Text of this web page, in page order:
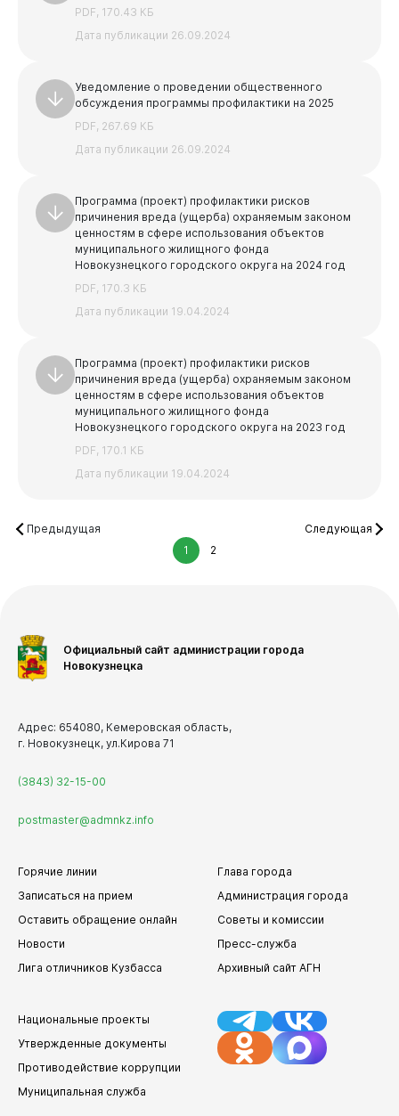
PDF, 170.43 КБ
Дата публикации 26.09.2024
Уведомление о проведении общественного
обсуждения программы профилактики на 2025
PDF, 267.69 КБ
Дата публикации 26.09.2024
Программа (проект) профилактики рисков
причинения вреда (ущерба) охраняемым законом
ценностям в сфере использования объектов
муниципального жилищного фонда
Новокузнецкого городского округа на 2024 год
PDF, 170.3 КБ
Дата публикации 19.04.2024
Программа (проект) профилактики рисков
причинения вреда (ущерба) охраняемым законом
ценностям в сфере использования объектов
муниципального жилищного фонда
Новокузнецкого городского округа на 2023 год
PDF, 170.1 КБ
Дата публикации 19.04.2024
Предыдущая
1
2
Следующая
Официальный сайт администрации города
Новокузнецка
Адрес: 654080, Кемеровская область,
г. Новокузнецк, ул.Кирова 71
(3843) 32-15-00
postmaster@admnkz.info
Горячие линии
Записаться на прием
Оставить обращение онлайн
Новости
Лига отличников Кузбасса
Глава города
Администрация города
Советы и комиссии
Пресс-служба
Архивный сайт АГН
Национальные проекты
Утвержденные документы
Противодействие коррупции
Муниципальная служба